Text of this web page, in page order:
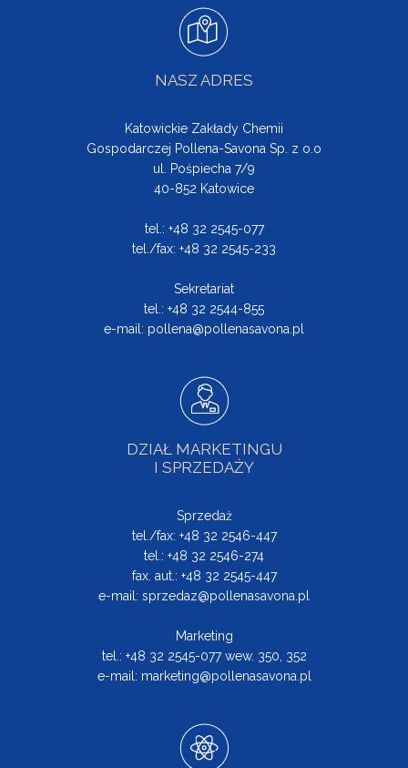
NASZ ADRES
Katowickie Zakłady Chemii
Gospodarczej Pollena-Savona Sp. z o.o
ul. Pośpiecha 7/9
40-852 Katowice
tel.: +48 32 2545-077
tel./fax: +48 32 2545-233
Sekretariat
tel.: +48 32 2544-855
e-mail: pollena@pollenasavona.pl
DZIAŁ MARKETINGU
I SPRZEDAŻY
Sprzedaż
tel./fax: +48 32 2546-447
tel.: +48 32 2546-274
fax. aut.: +48 32 2545-447
e-mail: sprzedaz@pollenasavona.pl
Marketing
tel.: +48 32 2545-077 wew. 350, 352
e-mail: marketing@pollenasavona.pl